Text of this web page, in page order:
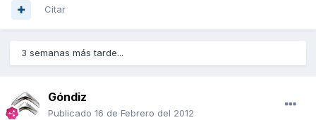
Citar
3 semanas más tarde...
Góndiz
Publicado 16 de Febrero del 2012